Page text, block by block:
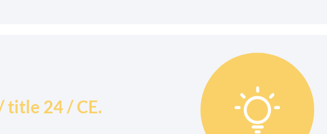

title 24 / CE.